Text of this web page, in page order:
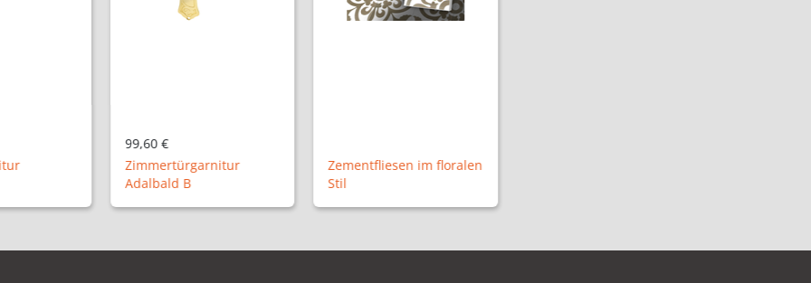
99,60 €
Zimmertürgarnitur
Adalbald B
Zementfliesen im floralen
Stil